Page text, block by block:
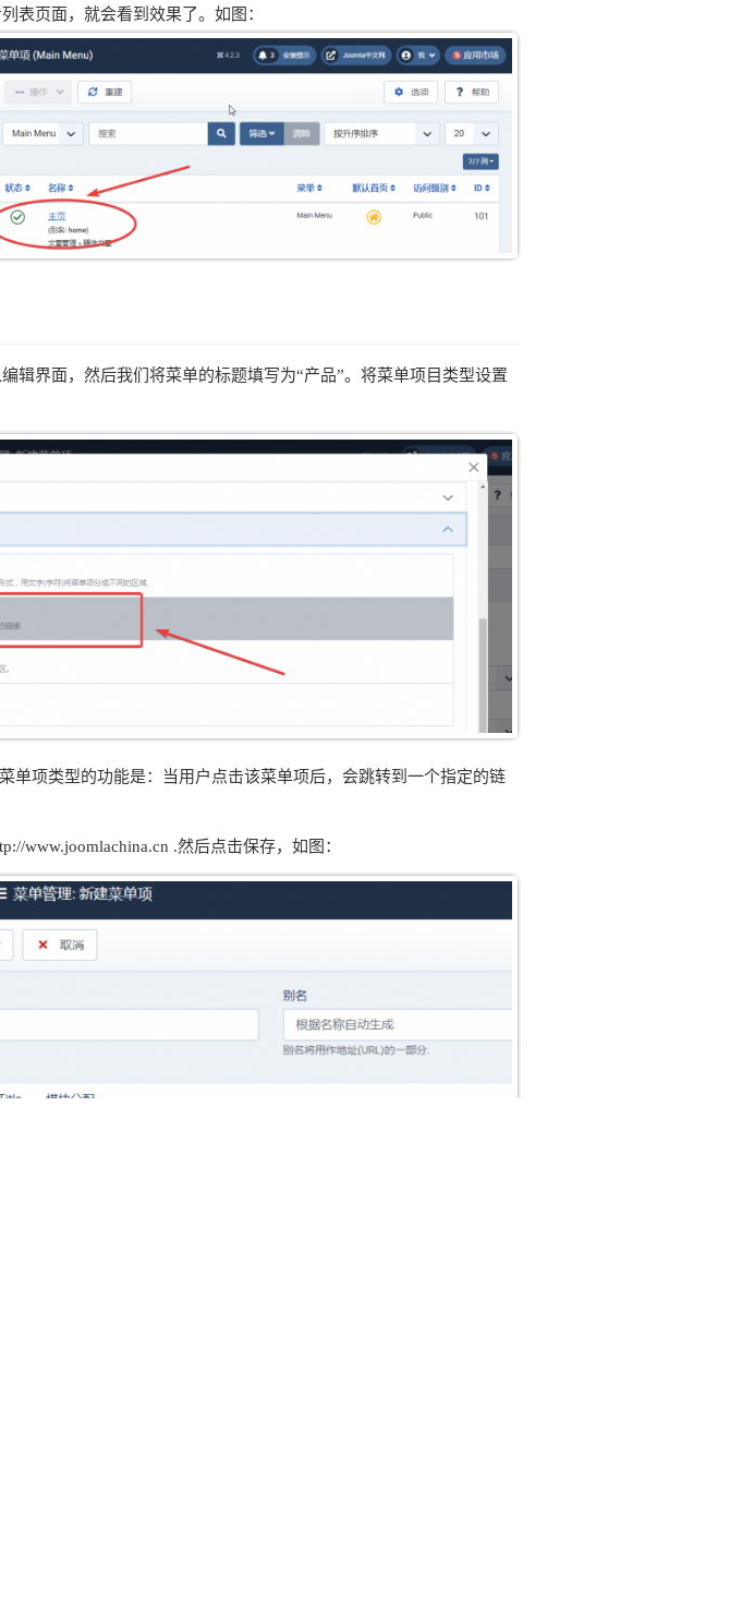
表页面，就会看到效果了。如图：
辑界面，然后我们将菜单的标题填写为“产品”。将菜单项目类型设置
单项类型的功能是：当用户点击该菜单项后，会跳转到一个指定的链
www.joomlachina.cn .然后点击保存，如图：